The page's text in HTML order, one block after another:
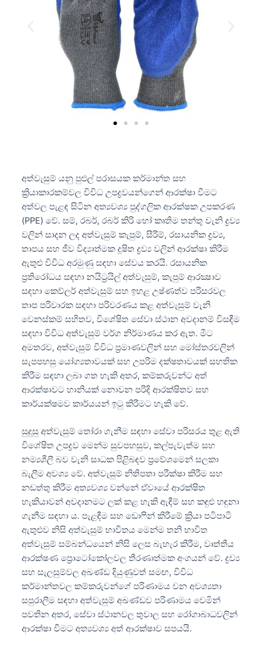
අත්වැසුම් යනු පුළුල් පරාසයක කර්මාන්ත සහ
ක්‍රියාකාරකම්වල විවිධ උපද්‍රවයන්ගෙන් ආරක්ෂා වීමට
අත්වල පැළඳ සිටින අත්‍යවශ්‍ය පුද්ගලික ආරක්ෂක උපකරණ
(PPE) වේ. සම්, රබර්, රබර් කිරි හෝ කෘතිම තන්තු වැනි ද්‍රව්‍ය
වලින් සාදන ලද අත්වැසුම් කැපුම්, සීරීම්, රසායනික ද්‍රව්‍ය,
තාපය සහ ජීව විද්‍යාත්මක දූෂිත ද්‍රව්‍ය වලින් ආරක්ෂා කිරීම
ඇතුළු විවිධ අරමුණු සඳහා සේවය කරයි. රසායනික
ප්‍රතිරෝධය සඳහා නයිට්‍රයිල් අත්වැසුම්, කැපුම් ආරක්‍ෂාව
සඳහා කෙව්ලර් අත්වැසුම් සහ ඉහළ උෂ්ණත්ව පරිසරවල
තාප පරිවාරක සඳහා පරිවරණය කළ අත්වැසුම් වැනි
වෙනස්කම් සහිතව, විශේෂිත සේවා ස්ථාන අවදානම් විසඳීම
සඳහා විවිධ අත්වැසුම් වර්ග නිර්මාණය කර ඇත. මීට
අමතරව, අත්වැසුම් විවිධ ප්‍රමාණවලින් සහ මෝස්තරවලින්
සැපපහසු යෝග්‍යතාවයක් සහ උපරිම දක්ෂතාවයක් සහතික
කිරීම සඳහා ලබා ගත හැකි අතර, කම්කරුවන්ට අත්
ආරක්ෂාවට හානියක් නොවන පරිදි ආරක්ෂිතව සහ
කාර්යක්ෂමව කාර්යයන් ඉටු කිරීමට හැකි වේ.
සුදුසු අත්වැසුම් තෝරා ගැනීම සඳහා සේවා පරිසරය තුළ ඇති
විශේෂිත උපද්‍රව මෙන්ම සුවපහසුව, කල්පැවැත්ම සහ
නම්‍යශීලී බව වැනි සාධක පිළිබඳව ප්‍රවේශමෙන් සලකා
බැලීම අවශ්‍ය වේ. අත්වැසුම් නිතිපතා පරීක්ෂා කිරීම සහ
නඩත්තු කිරීම අත්‍යවශ්‍ය වන්නේ ඒවායේ ආරක්ෂිත
හැකියාවන් අවදානමට ලක් කළ හැකි ඇඳීම් සහ කඳුළු හඳුනා
ගැනීම සඳහා ය. පැළඳීම සහ ඩොෆින් කිරීමේ ක්‍රියා පටිපාටි
ඇතුළුව නිසි අත්වැසුම් භාවිතය මෙන්ම තනි භාවිත
අත්වැසුම් සම්බන්ධයෙන් නිසි ලෙස බැහැර කිරීම, වෘත්තීය
ආරක්ෂණ ප්‍රොටෝකෝලවල තීරණාත්මක අංගයන් වේ. ද්‍රව්‍ය
සහ සැලසුම්වල අඛණ්ඩ දියුණුවත් සමඟ, විවිධ
කර්මාන්තවල කම්කරුවන්ගේ පරිණාමය වන අවශ්‍යතා
සපුරාලීම සඳහා අත්වැසුම් අඛණ්ඩව පරිණාමය වෙමින්
පවතින අතර, සේවා ස්ථානවල තුවාල සහ රෝගාබාධවලින්
ආරක්ෂා වීමට අත්‍යවශ්‍ය අත් ආරක්ෂාව සපයයි.